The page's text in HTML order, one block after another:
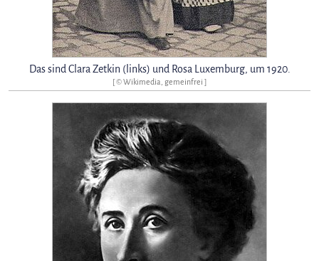
Das sind Clara Zetkin (links) und Rosa Luxemburg, um 1920.
[ © Wikimedia, gemeinfrei ]